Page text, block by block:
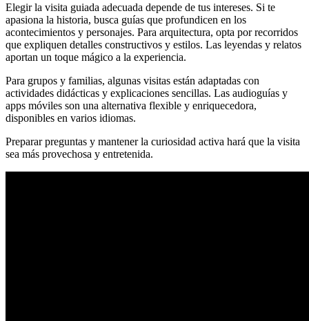
Elegir la visita guiada adecuada depende de tus intereses. Si te
apasiona la historia, busca guías que profundicen en los
acontecimientos y personajes. Para arquitectura, opta por recorridos
que expliquen detalles constructivos y estilos. Las leyendas y relatos
aportan un toque mágico a la experiencia.
Para grupos y familias, algunas visitas están adaptadas con
actividades didácticas y explicaciones sencillas. Las audioguías y
apps móviles son una alternativa flexible y enriquecedora,
disponibles en varios idiomas.
Preparar preguntas y mantener la curiosidad activa hará que la visita
sea más provechosa y entretenida.